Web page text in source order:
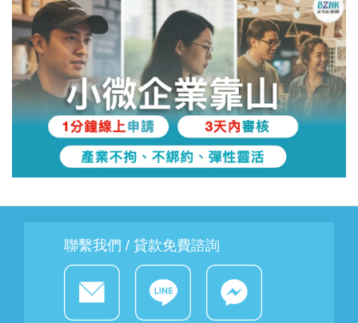
聯繫我們 / 貸款免費諮詢